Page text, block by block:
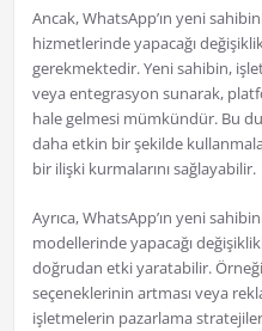
Ancak, WhatsApp’ın yeni
hizmetlerinde yapacağı
gerekmektedir. Yeni sahibin,
veya entegrasyon sunarak,
hale gelmesi mümkündür. Bu
daha etkin bir şekilde
bir ilişki kurmalarını sağlayabilir.
Ayrıca, WhatsApp’ın yeni
modellerinde yapacağı
doğrudan etki yaratabilir.
seçeneklerinin artması veya
işletmelerin pazarlama